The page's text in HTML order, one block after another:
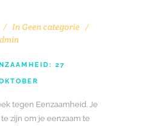
InGeen categorie
27
tegen Eenzaamheid. Je
zijn om je eenzaam te